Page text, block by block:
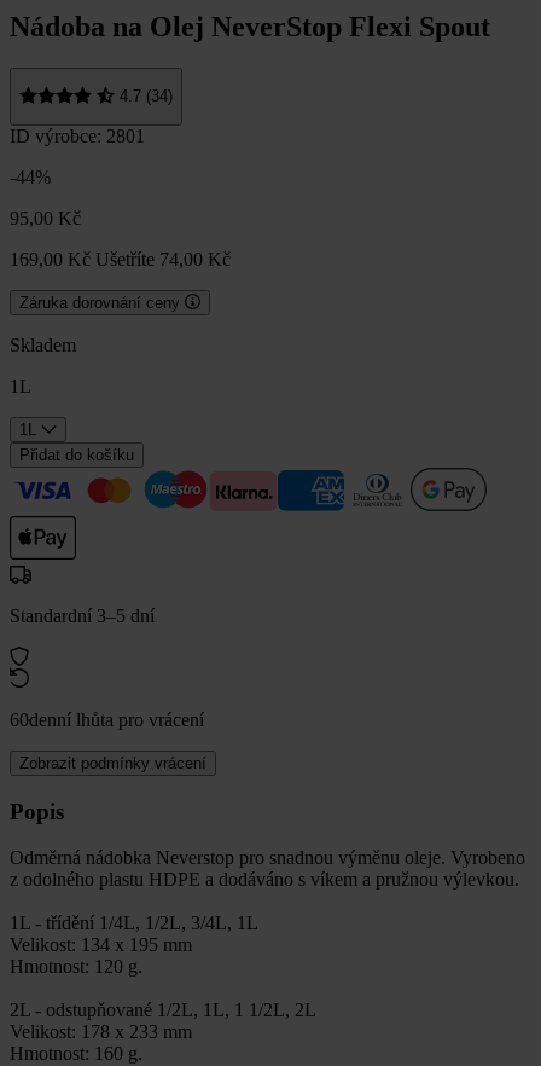
Nádoba na Olej NeverStop Flexi Spout
4.7 (34)
ID výrobce: 2801
-44%
95,00 Kč
169,00 Kč Ušetříte 74,00 Kč
Záruka dorovnání ceny
Skladem
1L
1L
Přidat do košíku
Standardní 3–5 dní
60denní lhůta pro vrácení
Zobrazit podmínky vrácení
Popis
Odměrná nádobka Neverstop pro snadnou výměnu oleje. Vyrobeno
z odolného plastu HDPE a dodáváno s víkem a pružnou výlevkou.
1L - třídění 1/4L, 1/2L, 3/4L, 1L
Velikost: 134 x 195 mm
Hmotnost: 120 g.
2L - odstupňované 1/2L, 1L, 1 1/2L, 2L
Velikost: 178 x 233 mm
Hmotnost: 160 g.